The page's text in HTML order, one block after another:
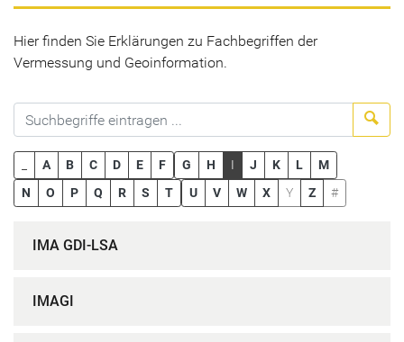
Hier finden Sie Erklärungen zu Fachbegriffen der
Vermessung und Geoinformation.
A B C D E F G H I J K L
M
N
O P Q R S T U V W X Y Z #
IMA GDI-LSA
IMAGI